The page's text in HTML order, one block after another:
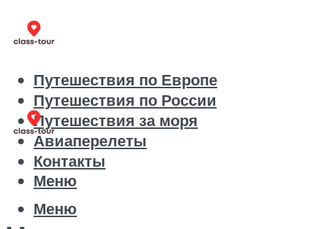
Путешествия по Европе
Путешествия по России
Путешествия за моря
Авиаперелеты
Контакты
Меню
Меню